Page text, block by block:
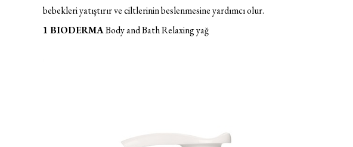
bebekleri yatıştırır ve ciltlerinin beslenmesine yardımcı olur.
1 BIODERMABody and Bath Relaxing yağ